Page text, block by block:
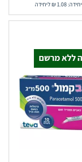
יחידה: 1.08 ₪ ליחידה